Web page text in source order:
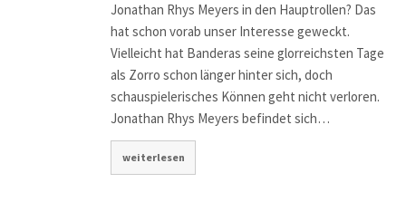
Jonathan Rhys Meyers in den Hauptrollen? Das
hat schon vorab unser Interesse geweckt.
Vielleicht hat Banderas seine glorreichsten Tage
als Zorro schon länger hinter sich, doch
schauspielerisches Können geht nicht verloren.
Jonathan Rhys Meyers befindet sich…
weiterlesen